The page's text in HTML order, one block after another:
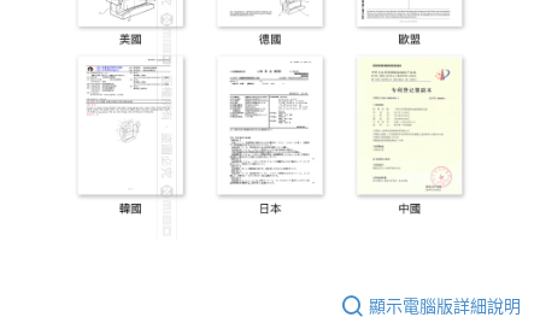
顯示電腦版詳細說明